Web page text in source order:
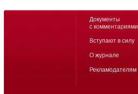
Документы
с комментариями
Вступают в силу
О журнале
Рекламодателям